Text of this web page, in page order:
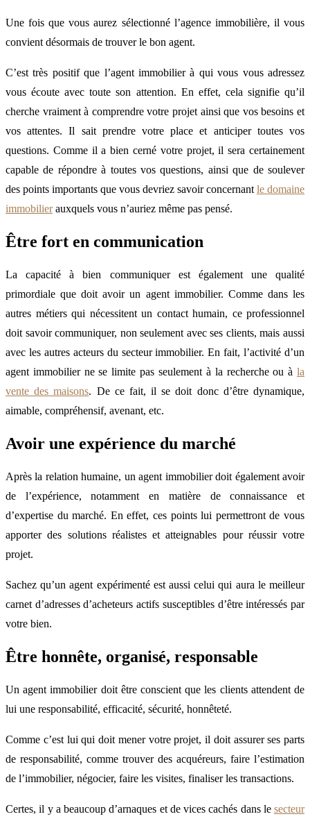
Une fois que vous aurez sélectionné l’agence immobilière, il vous
convient désormais de trouver le bon agent.
C’est très positif que l’agent immobilier à qui vous vous adressez
vous écoute avec toute son attention. En effet, cela signifie qu’il
cherche vraiment à comprendre votre projet ainsi que vos besoins et
vos attentes. Il sait prendre votre place et anticiper toutes vos
questions. Comme il a bien cerné votre projet, il sera certainement
capable de répondre à toutes vos questions, ainsi que de soulever
des points importants que vous devriez savoir concernantle domaine
immobilierauxquels vous n’auriez même pas pensé.
Être fort en communication
La capacité à bien communiquer est également une qualité
primordiale que doit avoir un agent immobilier. Comme dans les
autres métiers qui nécessitent un contact humain, ce professionnel
doit savoir communiquer, non seulement avec ses clients, mais aussi
avec les autres acteurs du secteur immobilier. En fait, l’activité d’un
agent immobilier ne se limite pas seulement à la recherche ou à la
vente des maisons. De ce fait, il se doit donc d’être dynamique,
aimable, compréhensif, avenant, etc.
Avoir une expérience du marché
Après la relation humaine, un agent immobilier doit également avoir
de l’expérience, notamment en matière de connaissance et
d’expertise du marché. En effet, ces points lui permettront de vous
apporter des solutions réalistes et atteignables pour réussir votre
projet.
Sachez qu’un agent expérimenté est aussi celui qui aura le meilleur
carnet d’adresses d’acheteurs actifs susceptibles d’être intéressés par
votre bien.
Être honnête, organisé, responsable
Un agent immobilier doit être conscient que les clients attendent de
lui une responsabilité, efficacité, sécurité, honnêteté.
Comme c’est lui qui doit mener votre projet, il doit assurer ses parts
de responsabilité, comme trouver des acquéreurs, faire l’estimation
de l’immobilier, négocier, faire les visites, finaliser les transactions.
Certes, il y a beaucoup d’arnaques et de vices cachés dans le secteur